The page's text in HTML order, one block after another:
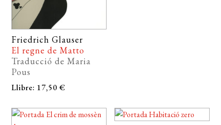
Friedrich Glauser
El regne de Matto
Traducció de Maria
Pous
Llibre: 17,50 €